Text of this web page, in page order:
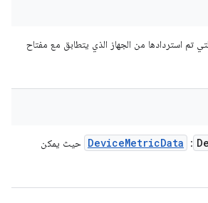
تم استردادها من الجهاز الذي يتطابق مع مفتاح
:
DeviceMetricData
حيث يمكن